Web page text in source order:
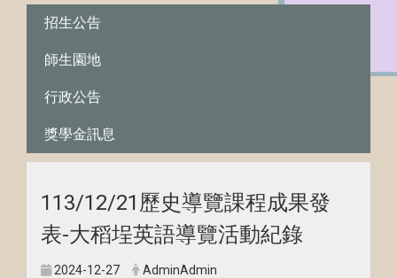
招生公告
師生園地
行政公告
獎學金訊息
113/12/21歷史導覽課程成果發
表-大稻埕英語導覽活動紀錄
2024-12-27 AdminAdmin